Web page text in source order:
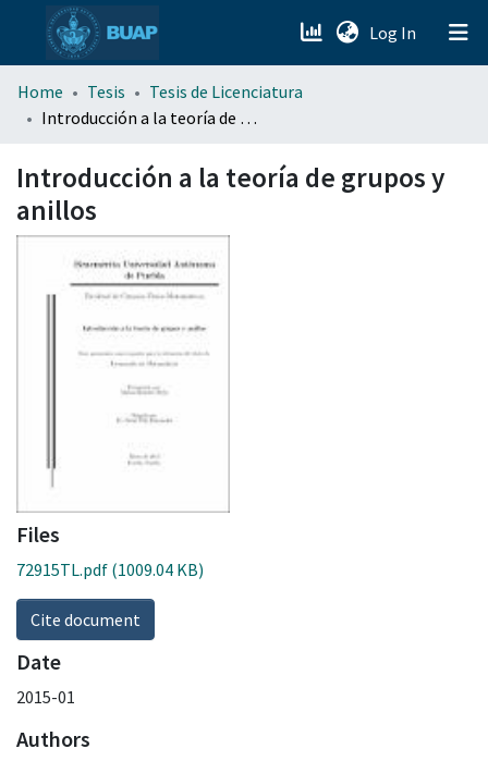
Log In (current)
menu.section.about_menu
Home Tesis
Tesis de Licenciatura
Introducción a la teoría de grupos y anillos
Introducción a la teoría de grupos y
anillos
Files
72915TL.pdf (1009.04 KB)
Cite document
Date
2015-01
Authors